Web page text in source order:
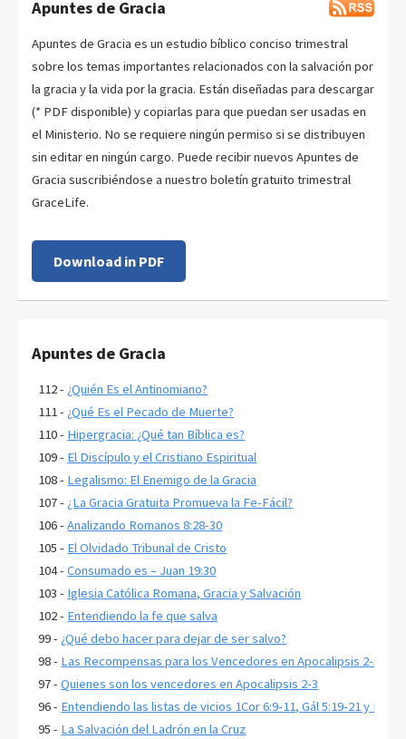
Apuntes de Gracia
Apuntes de Gracia es un estudio bíblico conciso trimestral
sobre los temas importantes relacionados con la salvación por
la gracia y la vida por la gracia. Están diseñadas para descargar
(* PDF disponible) y copiarlas para que puedan ser usadas en
el Ministerio. No se requiere ningún permiso si se distribuyen
sin editar en ningún cargo. Puede recibir nuevos Apuntes de
Gracia suscribiéndose a nuestro boletín gratuito trimestral
GraceLife.
Download in PDF
Apuntes de Gracia
112 - ¿Quién Es el Antinomiano?
111 - ¿Qué Es el Pecado de Muerte?
110 - Hipergracia: ¿Qué tan Bíblica es?
109 - El Discípulo y el Cristiano Espiritual
108 - Legalismo: El Enemigo de la Gracia
107 - ¿La Gracia Gratuita Promueva la Fe-Fácil?
106 -Analizando Romanos 8:28-30
105 - El Olvidado Tribunal de Cristo
104 -Consumado es – Juan 19:30
103 - Iglesia Católica Romana, Gracia y Salvación
102 - Entendiendo la fe que salva
99 - ¿Qué debo hacer para dejar de ser salvo?
98 - Las Recompensas para los Vencedores en Apocalipsis 2-3
97 -Quienes son los vencedores en Apocalipsis 2-3
96 - Entendiendo las listas de vicios 1Cor 6:9-11, Gál 5:19-21 y Ef
95 - La Salvación del Ladrón en la Cruz